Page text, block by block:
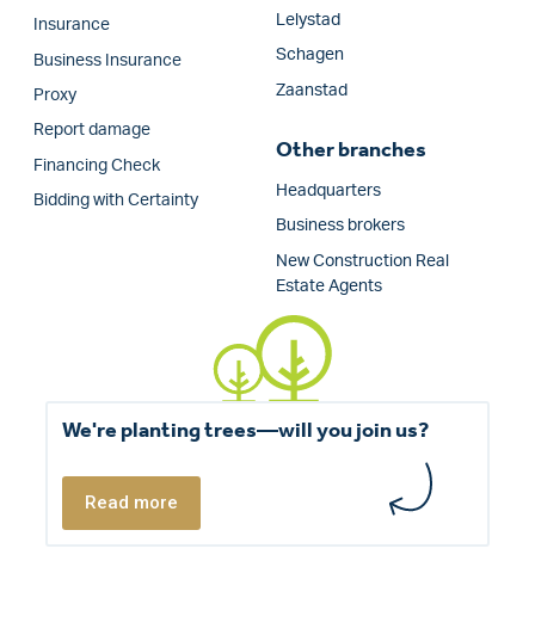
Insurance
Business Insurance
Proxy
Report damage
Financing Check
Bidding with Certainty
Lelystad
Schagen
Zaanstad
Other branches
Headquarters
Business brokers
New Construction Real
Estate Agents
We're planting trees—will you join us?
Read more